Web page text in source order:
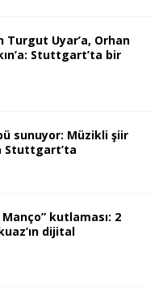
Turgut Uyar’a, Orhan
Stuttgart’ta bir
sunuyor: Müzikli şiir
Stuttgart’ta
Manço” kutlaması: 2
dijital